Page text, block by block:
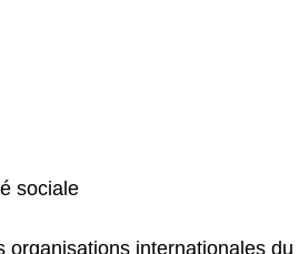
sociale
organisations internationales du